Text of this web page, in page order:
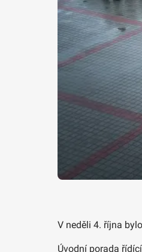
V neděli 4. října
Úvodní porada